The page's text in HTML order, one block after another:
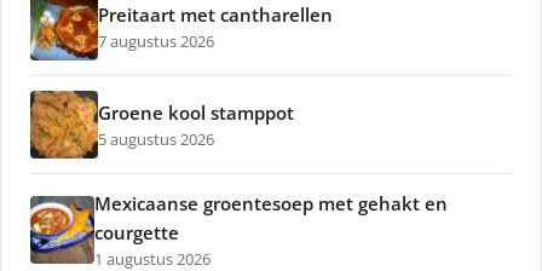
Preitaart met cantharellen
7 augustus 2026
Groene kool stamppot
5 augustus 2026
Mexicaanse groentesoep met gehakt en
courgette
1 augustus 2026